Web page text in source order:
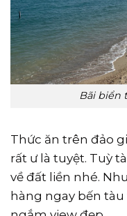
Bãi biển
Thức ăn trên đảo
rất ư là tuyệt. Tuỳ
về đất liền nhé.
hàng ngay bến